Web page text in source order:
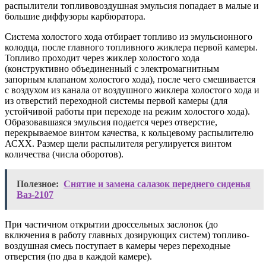
распылители топливовоздушная эмульсия попадает в малые и
большие диффузоры карбюратора.
Система холостого хода отбирает топливо из эмульсионного
колодца, после главного топливного жиклера первой камеры.
Топливо проходит через жиклер холостого хода
(конструктивно объединенный с электромагнитным
запорным клапаном холостого хода), после чего смешивается
с воздухом из канала от воздушного жиклера холостого хода и
из отверстий переходной системы первой камеры (для
устойчивой работы при переходе на режим холостого хода).
Образовавшаяся эмульсия подается через отверстие,
перекрываемое винтом качества, к кольцевому распылителю
АСХХ. Размер щели распылителя регулируется винтом
количества (числа оборотов).
Полезное: Снятие и замена салазок переднего сиденья
Ваз-2107
При частичном открытии дроссельных заслонок (до
включения в работу главных дозирующих систем) топливо-
воздушная смесь поступает в камеры через переходные
отверстия (по два в каждой камере).